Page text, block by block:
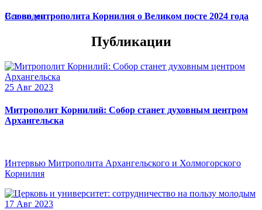
Слово митрополита Корнилия о Великом посте 2024 года
Все видео
Публикации
25 Авг 2023
Митрополит Корнилий: Собор станет духовным центром
Архангельска
Интервью Митрополита Архангельского и Холмогорского
Корнилия
17 Авг 2023